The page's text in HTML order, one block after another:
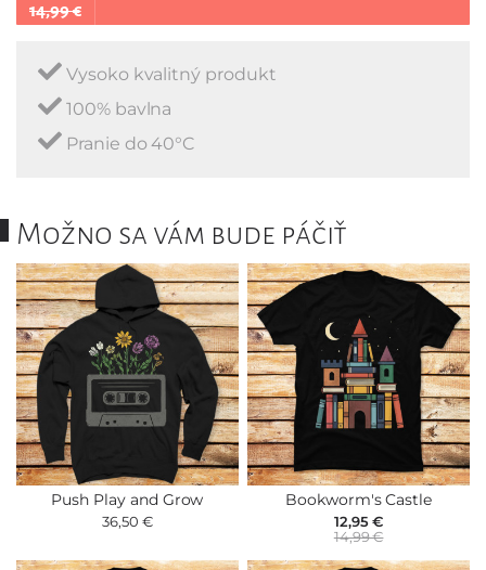
14,99 €
Vysoko kvalitný produkt
100% bavlna
Pranie do 40°C
Možno sa vám bude páčiť
Push Play and Grow
36,50 €
Bookworm's Castle
12,95 €
14,99 €